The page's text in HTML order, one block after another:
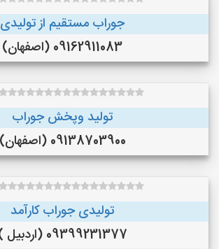
جوراب مستقیم از تولیدی
09162911083 (اصفهان)
تولید وپخش جوراب
09138703900 (اصفهان)
تولیدی جوراب کارآمد
09399231377 (اردبیل )